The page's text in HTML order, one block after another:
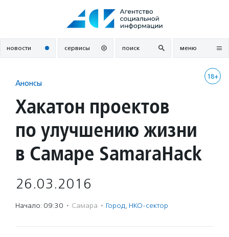
новости сервисы поиск меню
18+
Анонсы
Хакатон проектов
по улучшению жизни
в Самаре SamaraHack
26.03.2016
Начало: 09:30 · Самара · Город, НКО-сектор